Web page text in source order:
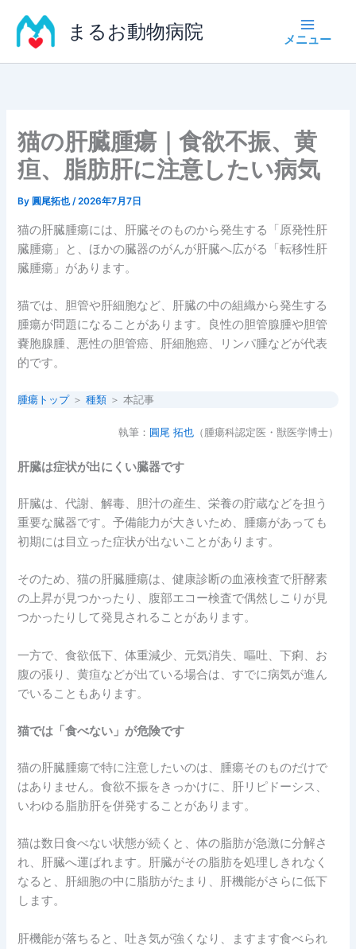
ス
まるお動物病院
猫の肝臓腫瘍｜食欲不振、黄
疸、脂肪肝に注意したい病気
By 圓尾拓也/2026年7月7日
猫の肝臓腫瘍には、肝臓そのものから発生する「原発性肝
臓腫瘍」と、ほかの臓器のがんが肝臓へ広がる「転移性肝
臓腫瘍」があります。
猫では、胆管や肝細胞など、肝臓の中の組織から発生する
腫瘍が問題になることがあります。良性の胆管腺腫や胆管
嚢胞腺腫、悪性の胆管癌、肝細胞癌、リンパ腫などが代表
的です。
腫瘍トップ ＞種類 ＞ 本記事
執筆： 圓尾 拓也（腫瘍科認定医・獣医学博士）
肝臓は症状が出にくい臓器です
肝臓は、代謝、解毒、胆汁の産生、栄養の貯蔵などを担う
重要な臓器です。予備能力が大きいため、腫瘍があっても
初期には目立った症状が出ないことがあります。
そのため、猫の肝臓腫瘍は、健康診断の血液検査で肝酵素
の上昇が見つかったり、腹部エコー検査で偶然しこりが見
つかったりして発見されることがあります。
一方で、食欲低下、体重減少、元気消失、嘔吐、下痢、お
腹の張り、黄疸などが出ている場合は、すでに病気が進ん
でいることもあります。
猫では「食べない」が危険です
猫の肝臓腫瘍で特に注意したいのは、腫瘍そのものだけで
はありません。食欲不振をきっかけに、肝リピドーシス、
いわゆる脂肪肝を併発することがあります。
猫は数日食べない状態が続くと、体の脂肪が急激に分解さ
れ、肝臓へ運ばれます。肝臓がその脂肪を処理しきれなく
なると、肝細胞の中に脂肪がたまり、肝機能がさらに低下
します。
肝機能が落ちると、吐き気が強くなり、ますます食べられ